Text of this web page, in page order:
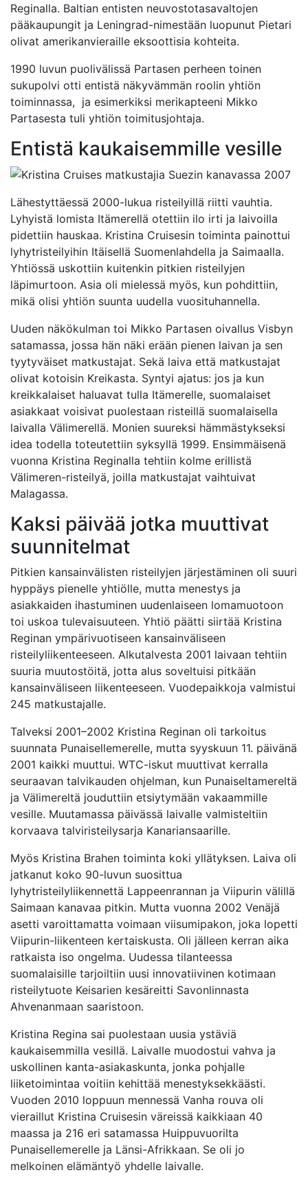
Reginalla. Baltian entisten neuvostotasavaltojen
pääkaupungit ja Leningrad-nimestään luopunut Pietari
olivat amerikanvieraille eksoottisia kohteita.
1990 luvun puolivälissä Partasen perheen toinen
sukupolvi otti entistä näkyvämmän roolin yhtiön
toiminnassa, ja esimerkiksi merikapteeni Mikko
Partasesta tuli yhtiön toimitusjohtaja.
Entistä kaukaisemmille vesille
Lähestyttäessä 2000-lukua risteilyillä riitti vauhtia.
Lyhyistä lomista Itämerellä otettiin ilo irti ja laivoilla
pidettiin hauskaa. Kristina Cruisesin toiminta painottui
lyhytristeilyihin Itäisellä Suomen­lahdella ja Saimaalla.
Yhtiössä uskottiin kuitenkin pitkien risteilyjen
läpimurtoon. Asia oli mielessä myös, kun pohdittiin,
mikä olisi yhtiön suunta uudella vuosituhannella.
Uuden näkökulman toi Mikko Partasen oivallus Visbyn
satamassa, jossa hän näki erään pienen laivan ja sen
tyytyväiset matkustajat. Sekä laiva että matkustajat
olivat kotoisin Kreikasta. Syntyi ajatus: jos ja kun
kreikkalaiset haluavat tulla Itämerelle, suomalaiset
asiakkaat voisivat puolestaan risteillä suomalaisella
laivalla Välimerellä. Monien suureksi hämmästykseksi
idea todella toteutettiin syksyllä 1999. Ensimmäisenä
vuonna Kristina Reginalla tehtiin kolme erillistä
Välimeren-risteilyä, joilla matkustajat vaihtuivat
Malagassa.
Kaksi päivää jotka muuttivat
suunnitelmat
Pitkien kansainvälisten risteilyjen järjestäminen oli suuri
hyppäys pienelle yhtiölle, mutta menestys ja
asiakkaiden ihastuminen uudenlaiseen lomamuotoon
toi uskoa tulevaisuuteen. Yhtiö päätti siirtää Kristina
Reginan ympärivuotiseen kansainväliseen
risteilyliikenteeseen. Alkutalvesta 2001 laivaan tehtiin
suuria muutostöitä, jotta alus soveltuisi pitkään
kansainväliseen liikenteeseen. Vuodepaikkoja valmistui
245 matkustajalle.
Talveksi 2001–2002 Kristina Reginan oli tarkoitus
suunnata Punaisellemerelle, mutta syyskuun 11. päivänä
2001 kaikki muuttui. WTC-iskut muuttivat kerralla
seuraavan talvikauden ohjelman, kun Punaiseltamereltä
ja Välimereltä jouduttiin etsiytymään vakaammille
vesille. Muutamassa päivässä laivalle valmisteltiin
korvaava talviristeilysarja Kanariansaarille.
Myös Kristina Brahen toiminta koki yllätyksen. Laiva oli
jatkanut koko 90-luvun suosittua
lyhytristeilyliikennettä Lappeenrannan ja Viipurin välillä
Saimaan kanavaa pitkin. Mutta vuonna 2002 Venäjä
asetti varoittamatta voimaan viisumipakon, joka lopetti
Viipurin-liikenteen kertaiskusta. Oli jälleen kerran aika
ratkaista iso ongelma. Uudessa tilanteessa
suomalaisille tarjoiltiin uusi innovatiivinen kotimaan
risteilytuote Keisarien kesäreitti Savonlinnasta
Ahvenanmaan saaristoon.
Kristina Regina sai puolestaan uusia ystäviä
kaukaisemmilla vesillä. Laivalle muodostui vahva ja
uskollinen kanta-asiakaskunta, jonka pohjalle
liiketoimintaa voitiin kehittää menestyksekkäästi.
Vuoden 2010 loppuun mennessä Vanha rouva oli
vieraillut Kristina Cruisesin väreissä kaikkiaan 40
maassa ja 216 eri satamassa Huippuvuorilta
Punaisellemerelle ja Länsi-Afrikkaan. Se oli jo
melkoinen elämäntyö yhdelle laivalle.